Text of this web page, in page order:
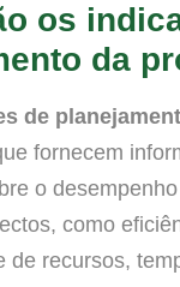
os
da
de
fornecem
o
como
de recursos,